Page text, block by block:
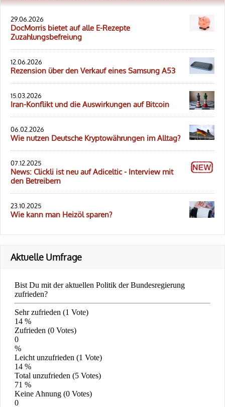
29.06.2026
DocMorris bietet auf alle E-Rezepte
Zuzahlungsbefreiung
12.06.2026
Rezension über den Verkauf eines Samsung A53
15.03.2026
Iran-Konflikt und die Auswirkungen auf Bitcoin
06.02.2026
Wie nutzen Deutsche Kryptowährungen im Alltag?
07.12.2025
News: Clickli ist neu auf Adiceltic - Interview mit
den Betreibern
23.10.2025
Wie kann man Heizöl sparen?
Aktuelle Umfrage